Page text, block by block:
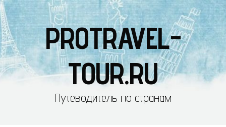
PROTRAVEL-
TOUR.RU
Путеводитель по странам